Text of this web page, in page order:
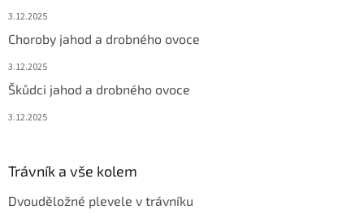
3.12.2025
Choroby jahod a drobného ovoce
3.12.2025
Škůdci jahod a drobného ovoce
3.12.2025
Trávník a vše kolem
Dvouděložné plevele v trávníku